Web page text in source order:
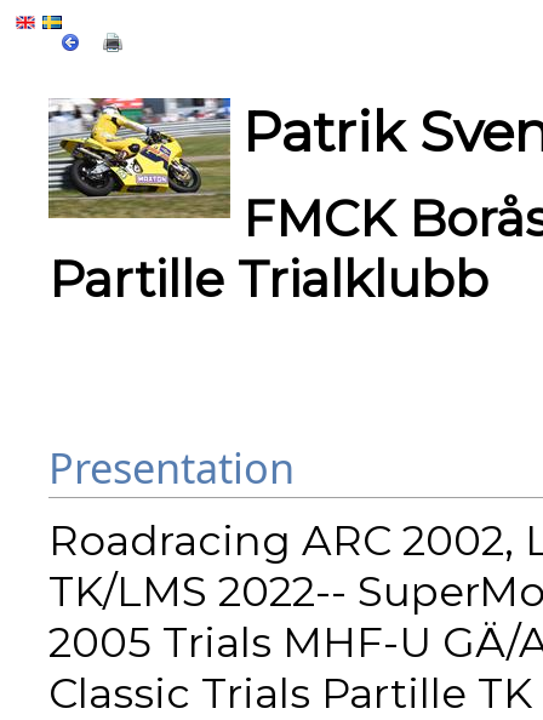
Patrik
FMCK
Partille Trialklubb
Presentation
Roadracing ARC 2002,
TK/LMS 2022--
2005 Trials MHF-U GÄ/
Classic Trials Partille